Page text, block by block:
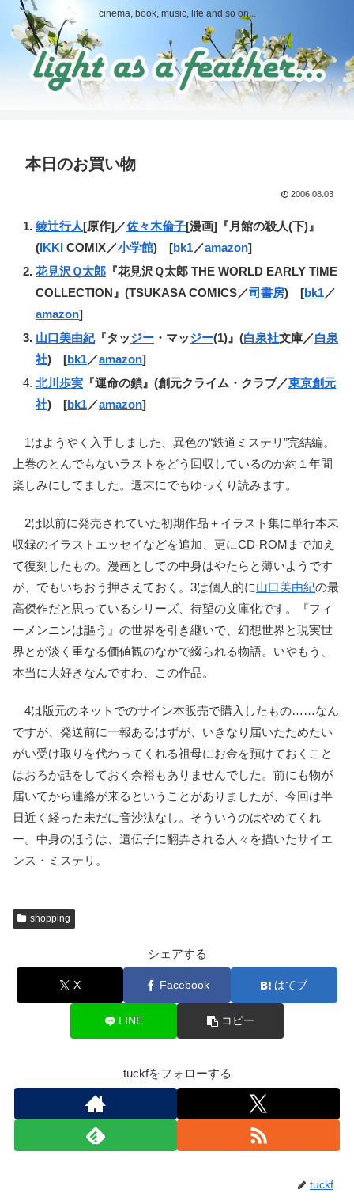
cinema, book, music, life and so on...
本日のお買い物
2006.08.03
綾辻行人[原作]／佐々木倫子[漫画]『月館の殺人(下)』
(IKKI COMIX／小学館) [bk1／amazon]
花見沢Ｑ太郎 『花見沢Ｑ太郎 THE WORLD EARLY TIME
COLLECTION』(TSUKASA COMICS／司書房) [bk1／
amazon]
山口美由紀『タッジー ・マッジー(1)』(白泉社文庫／白泉
社) [bk1／amazon]
北川歩実 『運命の鎖』(創元クライム・クラブ／東京創元
社) [bk1／amazon]
1はようやく入手しました、異色の“鉄道ミステリ”完結編。
上巻のとんでもないラストをどう回収しているのか約１年間
楽しみにしてました。週末にでもゆっくり読みます。
2は以前に発売されていた初期作品＋イラスト集に単行本未
収録のイラストエッセイなどを追加、更にCD-ROMまで加え
て復刻したもの。漫画としての中身はやたらと薄いようです
が、でもいちおう押さえておく。3は個人的に山口美由紀の最
高傑作だと思っているシリーズ、待望の文庫化です。『フィ
ーメンニンは謳う』の世界を引き継いで、幻想世界と現実世
界とが淡く重なる価値観のなかで綴られる物語。いやもう、
本当に大好きなんですわ、この作品。
4は版元のネットでのサイン本販売で購入したもの……なん
ですが、発送前に一報あるはずが、いきなり届いたためたい
がい受け取りを代わってくれる祖母にお金を預けておくこと
はおろか話をしておく余裕もありませんでした。前にも物が
届いてから連絡が来るということがありましたが、今回は半
日近く経った未だに音沙汰なし。そういうのはやめてくれ
ー。中身のほうは、遺伝子に翻弄される人々を描いたサイエ
ンス・ミステリ。
shopping
シェアする
X Facebook はてブ
LINE コピー
tuckfをフォローする
tuckf